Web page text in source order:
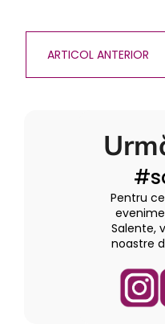
ARTICOL ANTERIOR
Pentru
Salente,
noastre